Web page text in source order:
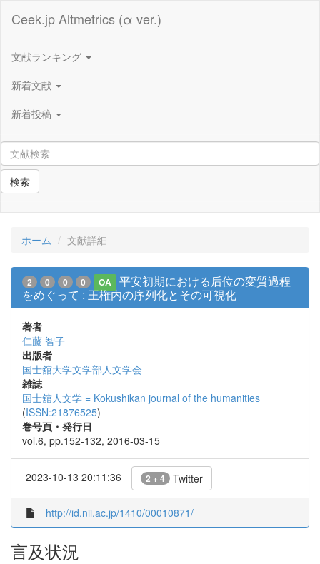
Ceek.jp Altmetrics (α ver.)
文献ランキング
新着文献
新着投稿
検索
ホーム 文献詳細
2 0 0 0 OA
平安初期における后位の変質過程
をめぐって : 王権内の序列化とその可視化
著者
仁藤 智子
出版者
国士舘大学文学部人文学会
雑誌
国士舘人文学 = Kokushikan journal of the humanities
(ISSN:21876525)
巻号頁・発行日
vol.6, pp.152-132, 2016-03-15
2023-10-13 20:11:36 2 + 4 Twitter
http://id.nii.ac.jp/1410/00010871/
言及状況